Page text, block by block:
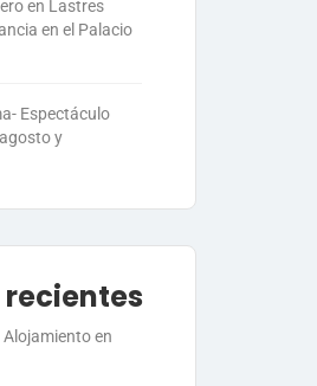
en Lastres
en el Palacio
Espectáculo
y
Alojamiento en